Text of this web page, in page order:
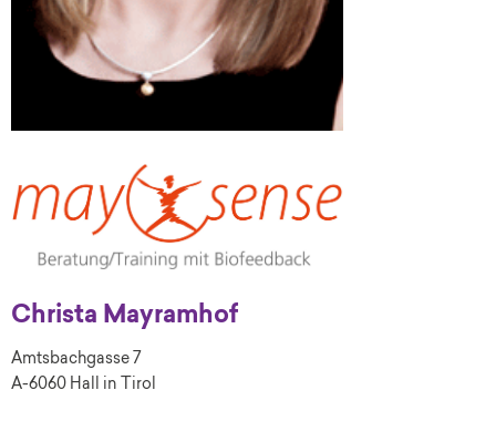
Christa Mayramhof
Amtsbachgasse 7
A-6060 Hall in Tirol